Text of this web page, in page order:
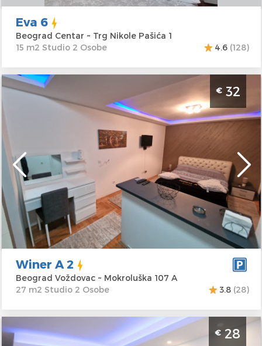
Eva 6
Beograd Centar ~ Trg Nikole Pašića 1
15 m2 Studio 2 Osobe
4.6(128)
Studio Apartman Winer A 2 Beograd Vozdovac.
Namenjen za 2 osobe u blizini autoputa na
Beograd
Lokacija:Beograd
Voždovac
Adresa:
Mokroluška 107 A
Cena 32 €
Kvadratura :27
m2
Struktura :Studio
€32
Winer A 2
Beograd Voždovac ~ Mokroluška 107 A
27 m2 Studio 2 Osobe
3.8(28)
Studio Apartman Vespuci Beograd Novi Beograd.
Povrsine 24m2 i pogodan je za 2 osobe.
€28